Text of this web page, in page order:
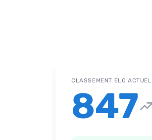
CLASSEMENT ELO ACTUEL
847